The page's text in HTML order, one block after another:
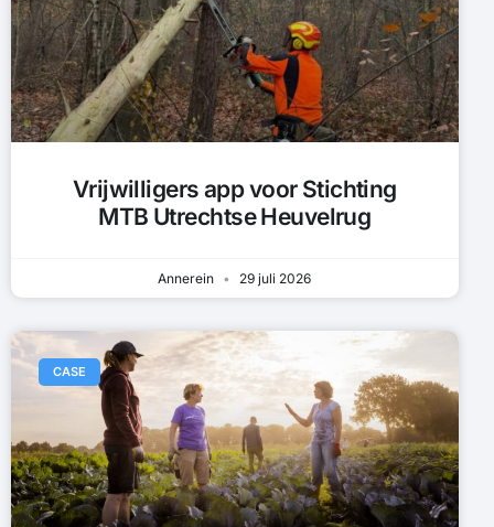
Vrijwilligers app voor Stichting
MTB Utrechtse Heuvelrug
Annerein 29 juli 2026
CASE